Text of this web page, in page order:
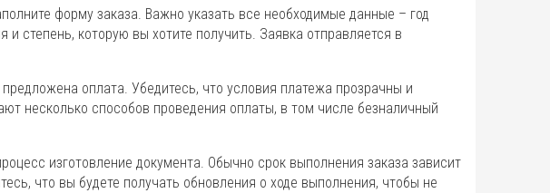
форму заказа. Важно указать все необходимые данные – год
и степень, которую вы хотите получить. Заявка отправляется в
оплата. Убедитесь, что условия платежа прозрачны и
несколько способов проведения оплаты, в том числе безналичный
изготовление документа. Обычно срок выполнения заказа зависит
что вы будете получать обновления о ходе выполнения, чтобы не